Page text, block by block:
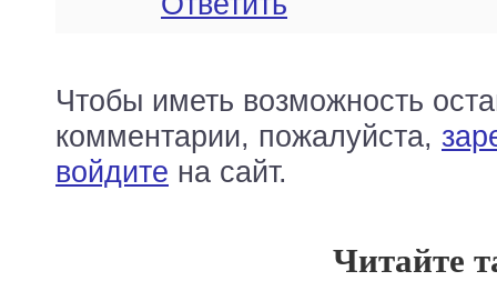
Чтобы иметь возможность
комментарии, пожалуйста,
войдите на сайт.
Читайте